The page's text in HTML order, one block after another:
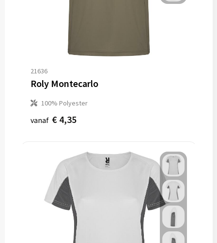
21636
Roly Montecarlo
100% Polyester
vanaf € 4,35